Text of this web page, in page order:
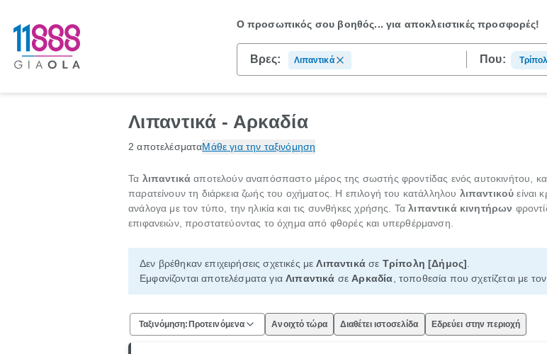
Ο προσωπικός σου βοηθός...για αποκλειστικές προσφορές!
Βρες: Λιπαντικά Που:
Λιπαντικά - Αρκαδία
2 αποτελέσματαΜάθε για την ταξινόμηση
Τα λιπαντικά αποτελούν αναπόσπαστο μέρος της σωστής φροντίδας ενός αυτοκινήτου,
παρατείνουν τη διάρκεια ζωής του οχήματος. Η επιλογή του κατάλληλου λιπαντικού είναι
ανάλογα με τον τύπο, την ηλικία και τις συνθήκες χρήσης. Ταλιπαντικά κινητήρων
επιφανειών, προστατεύοντας το όχημα από φθορές και υπερθέρμανση.
Δεν βρέθηκαν επιχειρήσεις σχετικές μεΛιπαντικά σε Τρίπολη [Δήμος]
Εμφανίζονται αποτελέσματα γιαΛιπαντικά σε Αρκαδία , τοποθεσία που σχετίζεται με
Ταξινόμηση: Προτεινόμενα Ανοιχτό τώρα Διαθέτει ιστοσελίδα Εδρεύει στην περιοχή